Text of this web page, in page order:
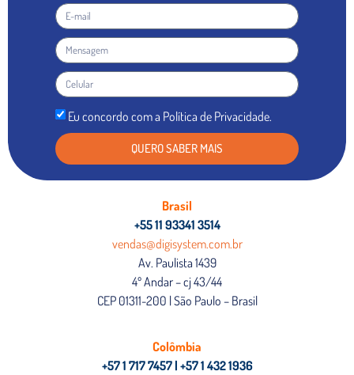
Eu concordo com a Política de Privacidade.
QUERO SABER MAIS
Brasil
+55 11 93341 3514
vendas@digisystem.com.br
Av. Paulista 1439
4º Andar – cj 43/44
CEP 01311-200 | São Paulo – Brasil
Colômbia
+57 1 717 7457 | +57 1 432 1936